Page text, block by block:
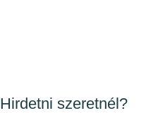
Hirdetni szeretnél?